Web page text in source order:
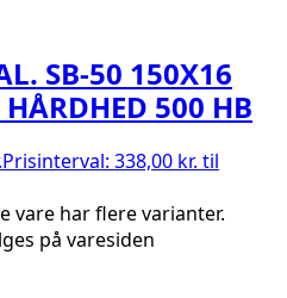
SB-50 150X16
500 HB
Prisinterval: 338,00 kr. til
vare har flere varianter.
på varesiden